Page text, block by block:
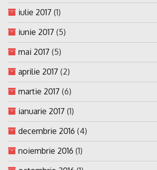
iulie 2017 (1)
iunie 2017 (5)
mai 2017 (5)
aprilie 2017 (2)
martie 2017 (6)
ianuarie 2017 (1)
decembrie 2016 (4)
noiembrie 2016 (1)